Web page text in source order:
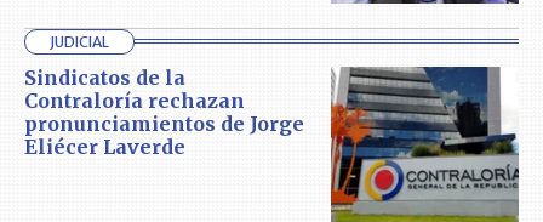
JUDICIAL
Sindicatos de la
Contraloría rechazan
pronunciamientos de Jorge
Eliécer Laverde